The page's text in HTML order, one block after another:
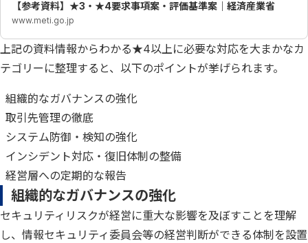
【参考資料】★3・★4要求事項案・評価基準案｜経済産業省
www.meti.go.jp
上記の資料情報からわかる★4以上に必要な対応を大まかなカ
テゴリーに整理すると、以下のポイントが挙げられます。
組織的なガバナンスの強化
取引先管理の徹底
システム防御・検知の強化
インシデント対応・復旧体制の整備
経営層への定期的な報告
組織的なガバナンスの強化
​セキュリティリスクが経営に重大な影響を及ぼすことを理解
し、情報セキュリティ委員会等の経営判断ができる体制を設置